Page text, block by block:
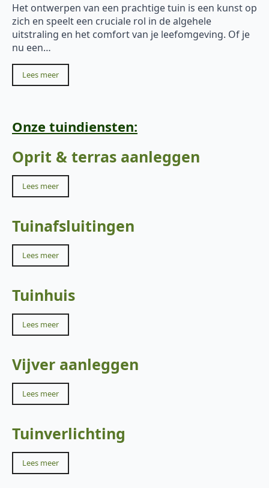
Het ontwerpen van een prachtige tuin is een kunst op
zich en speelt een cruciale rol in de algehele
uitstraling en het comfort van je leefomgeving. Of je
nu een…
Lees meer
Onze tuindiensten:
Oprit & terras aanleggen
Lees meer
Tuinafsluitingen
Lees meer
Tuinhuis
Lees meer
Vijver aanleggen
Lees meer
Tuinverlichting
Lees meer